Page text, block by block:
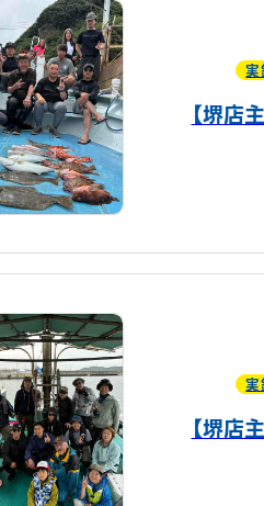
実
【堺店
実
【堺店